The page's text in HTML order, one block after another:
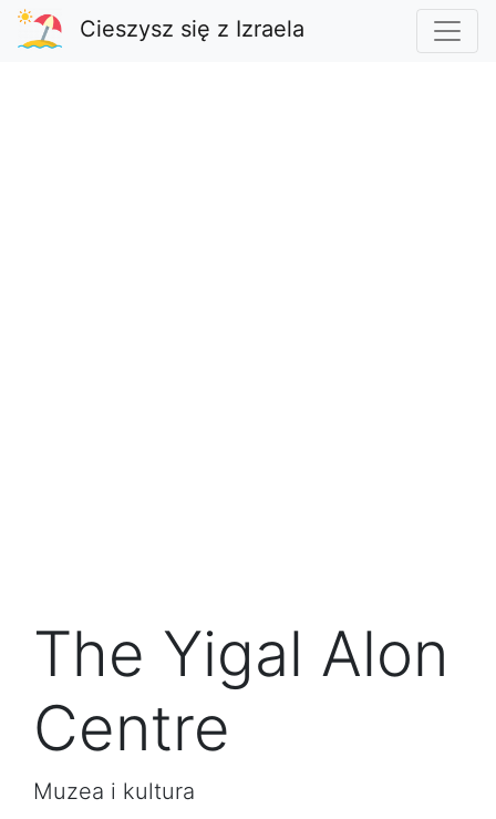
Cieszysz się z Izraela
The Yigal Alon
Centre
Muzea i kultura